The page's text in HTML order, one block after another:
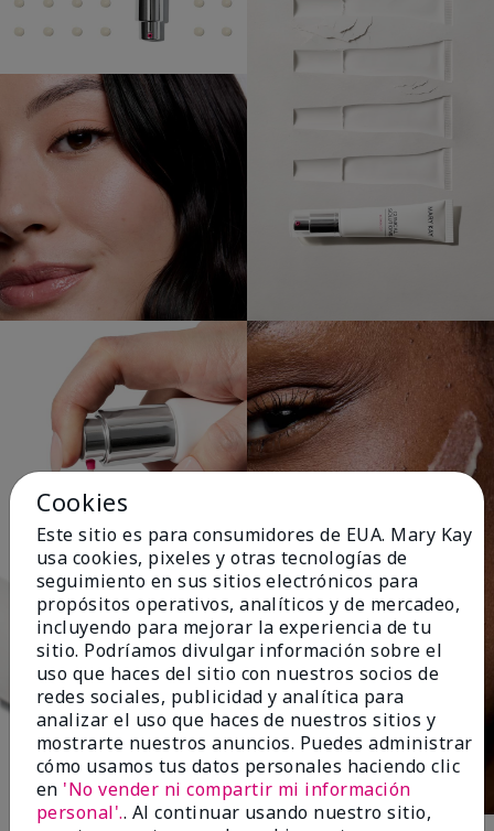
Cookies
Este sitio es para consumidores de EUA. Mary Kay
usa cookies, pixeles y otras tecnologías de
seguimiento en sus sitios electrónicos para
propósitos operativos, analíticos y de mercadeo,
incluyendo para mejorar la experiencia de tu
sitio. Podríamos divulgar información sobre el
uso que haces del sitio con nuestros socios de
redes sociales, publicidad y analítica para
analizar el uso que haces de nuestros sitios y
mostrarte nuestros anuncios. Puedes administrar
cómo usamos tus datos personales haciendo clic
en 'No vender ni compartir mi información
personal'.. Al continuar usando nuestro sitio,